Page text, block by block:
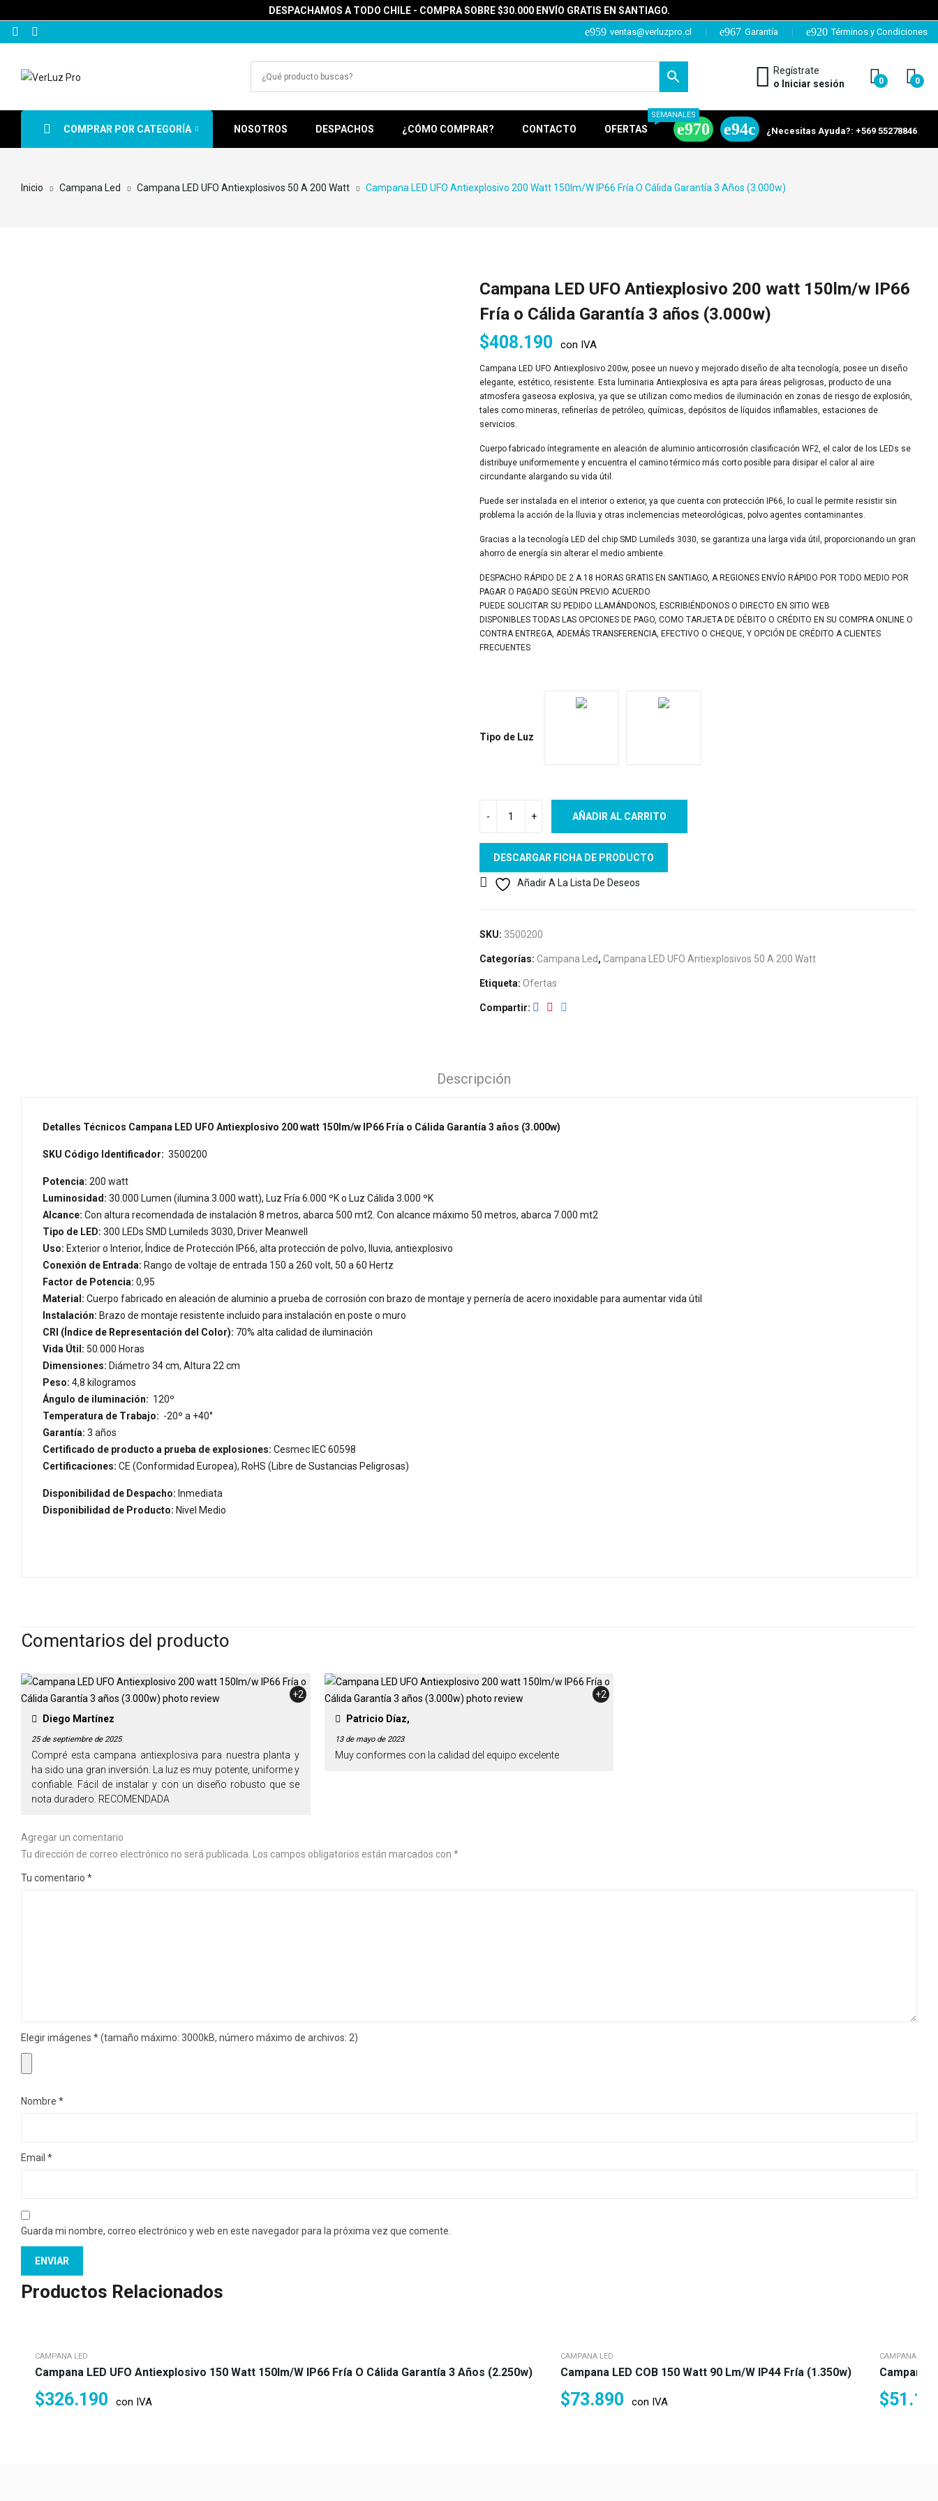
DESPACHAMOS A TODO CHILE - COMPRA SOBRE $30.000 ENVÍO GRATIS EN SANTIAGO.
ventas@verluzpro.cl Garantía Términos y Condiciones
Regístrate
o Iniciar sesión
0 0
COMPRAR POR CATEGORÍA NOSOTROS DESPACHOS ¿CÓMO COMPRAR? CONTACTO OFERTAS
SEMANALES
¿Necesitas Ayuda?: +569 55278846
Inicio Campana Led Campana LED UFO Antiexplosivos 50 A 200 Watt Campana LED UFO Antiexplosivo 200 Watt 150lm/w IP66 Fría O Cálida Garantía 3 Años (3.000w)
Campana LED UFO Antiexplosivo 200 watt 150lm/w IP66
Fría o Cálida Garantía 3 años (3.000w)
$408.190 con IVA
Campana LED UFO Antiexplosivo 200w, posee un nuevo y mejorado diseño de alta tecnología, posee un diseño
elegante, estético, resistente. Esta luminaria Antiexplosiva es apta para áreas peligrosas, producto de una
atmosfera gaseosa explosiva, ya que se utilizan como medios de iluminación en zonas de riesgo de explosión,
tales como mineras, refinerías de petróleo, químicas, depósitos de líquidos inflamables, estaciones de
servicios.
Cuerpo fabricado íntegramente en aleación de aluminio anticorrosión clasificación WF2, el calor de los LEDs se
distribuye uniformemente y encuentra el camino térmico más corto posible para disipar el calor al aire
circundante alargando su vida útil.
Puede ser instalada en el interior o exterior, ya que cuenta con protección IP66, lo cual le permite resistir sin
problema la acción de la lluvia y otras inclemencias meteorológicas, polvo agentes contaminantes.
Gracias a la tecnología LED del chip SMD Lumileds 3030, se garantiza una larga vida útil, proporcionando un gran
ahorro de energía sin alterar el medio ambiente.
DESPACHO RÁPIDO DE 2 A 18 HORAS GRATIS EN SANTIAGO, A REGIONES ENVÍO RÁPIDO POR TODO MEDIO POR
PAGAR O PAGADO SEGÚN PREVIO ACUERDO
PUEDE SOLICITAR SU PEDIDO LLAMÁNDONOS, ESCRIBIÉNDONOS O DIRECTO EN SITIO WEB
DISPONIBLES TODAS LAS OPCIONES DE PAGO, COMO TARJETA DE DÉBITO O CRÉDITO EN SU COMPRA ONLINE O
CONTRA ENTREGA, ADEMÁS TRANSFERENCIA, EFECTIVO O CHEQUE, Y OPCIÓN DE CRÉDITO A CLIENTES
FRECUENTES
Tipo de Luz
AÑADIR AL CARRITO
DESCARGAR FICHA DE PRODUCTO
Añadir A La Lista De Deseos
SKU: 3500200
Categorías: Campana Led, Campana LED UFO Antiexplosivos 50 A 200 Watt
Etiqueta: Ofertas
Compartir
Descripción
Detalles Técnicos Campana LED UFO Antiexplosivo 200 watt 150lm/w IP66 Fría o Cálida Garantía 3 años (3.000w)
SKU Código Identificador: 3500200
Potencia: 200 watt
Luminosidad: 30.000 Lumen (ilumina 3.000 watt), Luz Fría 6.000 ºK o Luz Cálida 3.000 ºK
Alcance: Con altura recomendada de instalación 8 metros, abarca 500 mt2. Con alcance máximo 50 metros, abarca 7.000 mt2
Tipo de LED: 300 LEDs SMD Lumileds 3030, Driver Meanwell
Uso: Exterior o Interior, Índice de Protección IP66, alta protección de polvo, lluvia, antiexplosivo
Conexión de Entrada: Rango de voltaje de entrada 150 a 260 volt, 50 a 60 Hertz
Factor de Potencia: 0,95
Material: Cuerpo fabricado en aleación de aluminio a prueba de corrosión con brazo de montaje y pernería de acero inoxidable para aumentar vida útil
Instalación: Brazo de montaje resistente incluido para instalación en poste o muro
CRI (Índice de Representación del Color): 70% alta calidad de iluminación
Vida Útil: 50.000 Horas
Dimensiones: Diámetro 34 cm, Altura 22 cm
Peso: 4,8 kilogramos
Ángulo de iluminación: 120º
Temperatura de Trabajo: -20º a +40°
Garantía: 3 años
Certificado de producto a prueba de explosiones: Cesmec IEC 60598
Certificaciones: CE (Conformidad Europea), RoHS (Libre de Sustancias Peligrosas)
Disponibilidad de Despacho: Inmediata
Disponibilidad de Producto: Nivel Medio
Comentarios del producto
+2
Diego Martínez
25 de septiembre de 2025
Compré esta campana antiexplosiva para nuestra planta y
ha sido una gran inversión. La luz es muy potente, uniforme y
confiable. Fácil de instalar y con un diseño robusto que se
nota duradero. RECOMENDADA
+2
Patricio Díaz,
13 de mayo de 2023
Muy conformes con la calidad del equipo excelente
Agregar un comentario
Tu dirección de correo electrónico no será publicada.
Los campos obligatorios están marcados con *
Tu comentario *
Elegir imágenes *(tamaño máximo: 3000kB, número máximo de archivos: 2)
Nombre *
Email *
Guarda mi nombre, correo electrónico y web en este navegador para la próxima vez que comente.
Productos Relacionados
CAMPANA LED
Campana LED UFO Antiexplosivo 150 Watt 150lm/w IP66 Fría O Cálida Garantía 3 Años (2.250w)
$326.190 con IVA
CAMPANA LED
Campana LED COB 150 Watt 90 Lm/w IP44 Fría (1.350w)
$73.890 con IVA
CAMPANA LED
Campana
$